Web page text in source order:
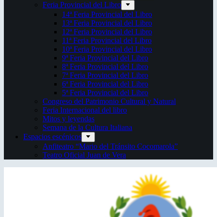
Feria Provincial del Libro
14ª Feria Provincial del Libro
13ª Feria Provincial del Libro
12ª Feria Provincial del Libro
11ª Feria Provincial del Libro
10ª Feria Provincial del Libro
9ª Feria Provincial del Libro
8ª Feria Provincial del Libro
7ª Feria Provincial del Libro
6ª Feria Provincial del Libro
5ª Feria Provincial del Libro
Congreso del Patrimonio Cultural y Natural
Feria Internacional del libro
Mitos y leyendas
Semana de la Cultura Italiana
Espacios escénicos
Anfiteatro “Mario del Tránsito Cocomarola”
Teatro Oficial Juan de Vera